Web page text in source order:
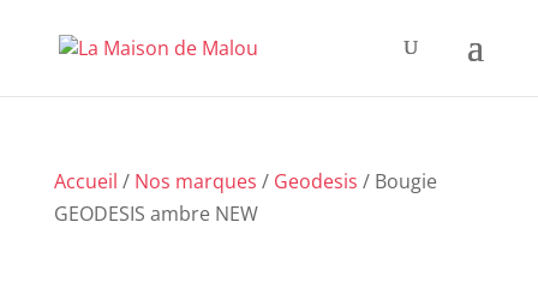
Accueil / Nos marques / Geodesis / Bougie
GEODESIS ambre NEW